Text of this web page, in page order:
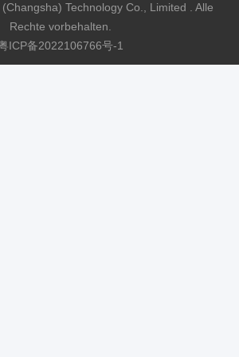
Technology Co., Limited . Alle
Rechte vorbehalten.
ICP备2022106766号-1